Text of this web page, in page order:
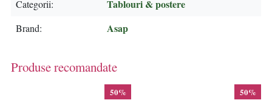
Categorii Tablouri & postere
Brand Asap
Produse recomandate
50% 50%